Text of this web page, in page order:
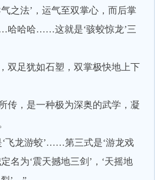
之法’，运气至双掌心，而后掌
哈哈哈……这就是‘骇蛟惊龙’三
足犹如石塑，双掌极快地上下
，是一种极为深奥的武学，凝
龙游蛟’……第三式是‘游龙戏
名为‘震天撼地三剑’，‘天摇地